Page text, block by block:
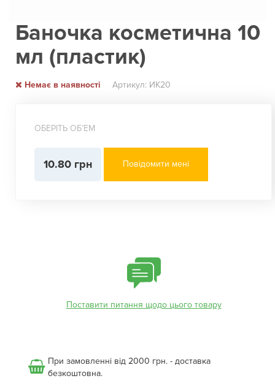
Баночка косметична 10
мл (пластик)
Немає в наявності Артикул: ИК20
ОБЕРІТЬ ОБʼЕМ
10.80 грн Повідомити мені
Поставити питання щодо цього товару
При замовленні від 2000 грн. - доставка
безкоштовна.